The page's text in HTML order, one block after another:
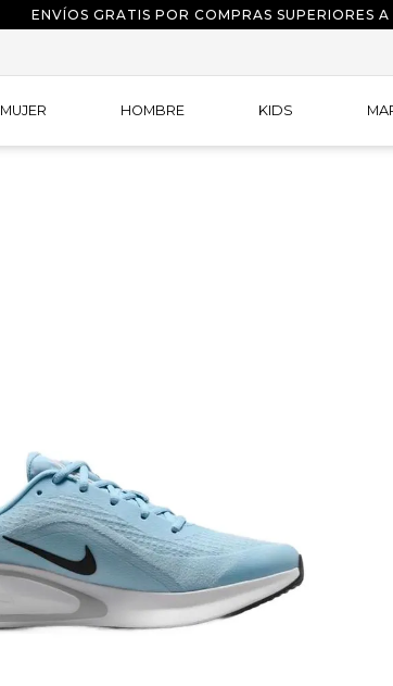
ENVÍOS GRATIS POR COMPRAS SUPERIORES
MUJER HOMBRE KIDS